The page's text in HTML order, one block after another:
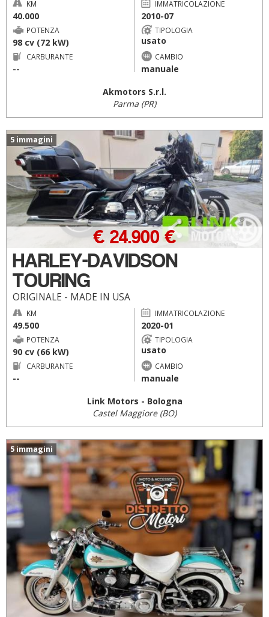
KM
40.000
IMMATRICOLAZIONE
2010-07
POTENZA
98 cv (72 kW)
TIPOLOGIA
usato
CARBURANTE
--
CAMBIO
manuale
Akmotors S.r.l.
Parma (PR)
5 immagini
HARLEY-DAVIDSON
TOURING
ORIGINALE - MADE IN USA
€ 24.900 €
KM
49.500
IMMATRICOLAZIONE
2020-01
POTENZA
90 cv (66 kW)
TIPOLOGIA
usato
CARBURANTE
--
CAMBIO
manuale
Link Motors - Bologna
Castel Maggiore (BO)
5 immagini